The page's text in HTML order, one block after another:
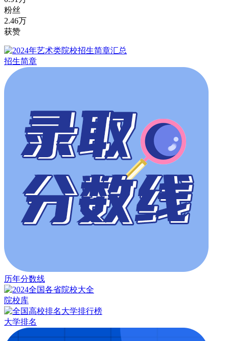
粉丝
2.46万
获赞
招生简章
历年分数线
院校库
大学排名